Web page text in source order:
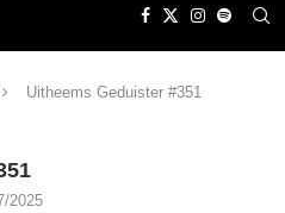
Uitheems Geduister #351
2025